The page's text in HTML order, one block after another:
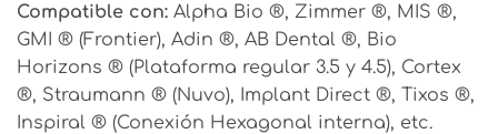
Compatible con: Alpha Bio ®, Zimmer ®, MIS ®,
GMI ® (Frontier), Adin ®, AB Dental ®, Bio
Horizons ® (Plataforma regular 3.5 y 4.5), Cortex
®, Straumann ® (Nuvo), Implant Direct ®, Tixos ®,
Inspiral ® (Conexión Hexagonal interna), etc.